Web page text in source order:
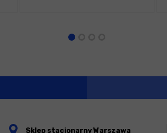
Sklep stacjonarny Warszawa